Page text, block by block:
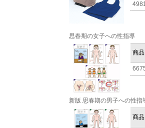
思春期の女子への性指導
商
新版 思春期の男子への性指
商